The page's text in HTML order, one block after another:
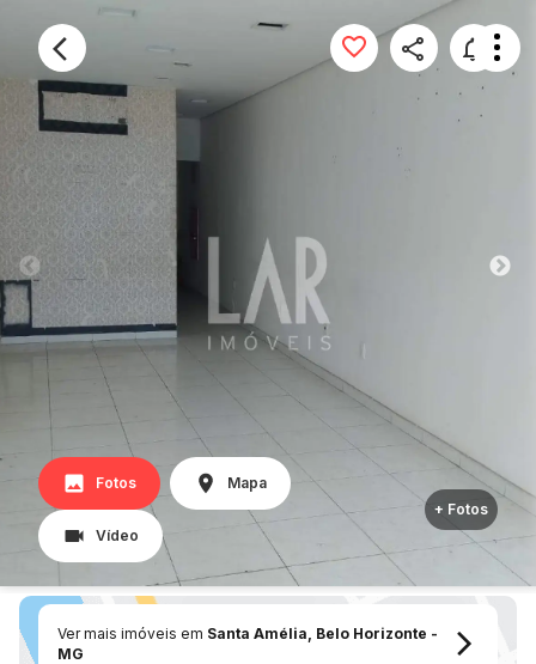
Fotos Mapa
Vídeo
+ Fotos
Ver mais imóveis em Santa Amélia, Belo Horizonte -
MG